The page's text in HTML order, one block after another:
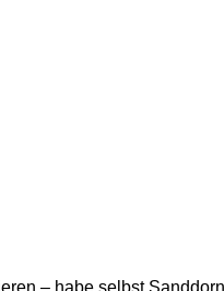
– habe selbst